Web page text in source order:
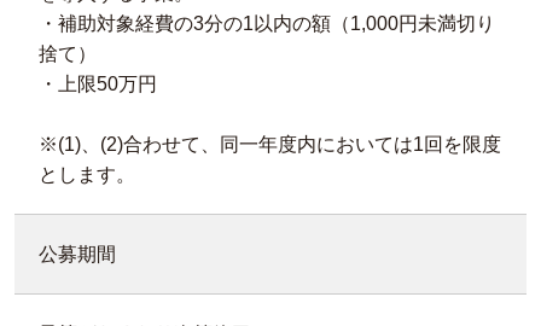
・補助対象経費の3分の1以内の額（1,000円未満切り
捨て）
・上限50万円
※(1)、(2)合わせて、同一年度内においては1回を限度
とします。
公募期間